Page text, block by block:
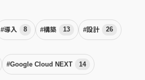
#導入 8 #構築 13 #設計 26
#Google Cloud NEXT 14